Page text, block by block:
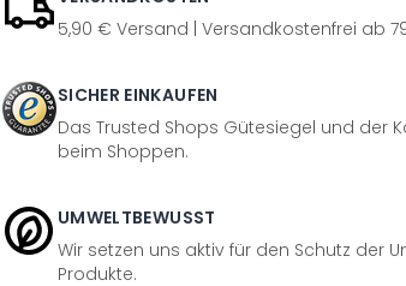
5,90 € Versand | Versandkostenfrei ab
SICHER EINKAUFEN
Das Trusted Shops Gütesiegel und der
beim Shoppen.
UMWELTBEWUSST
Wir setzen uns aktiv für den Schutz der
Produkte.